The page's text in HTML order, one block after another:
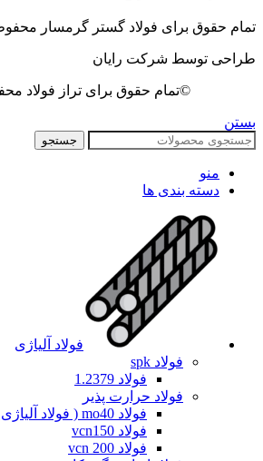
تمام حقوق برای فولاد گستر گرمسار
طراحی توسط شرکت رایان
©تمام حقوق برای تراز فولاد
بستن
جستجو
منو
دسته بندی ها
فولاد آلیاژی
فولاد spk
فولاد 1.2379
فولاد حرارت پذیر
فولاد mo40 ( فولاد آلیاژی 1.7225)
فولاد vcn150
فولاد vcn 200